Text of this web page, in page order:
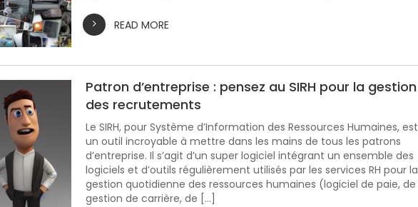
READ MORE
Patron d’entreprise : pensez au SIRH pour la gestion
des recrutements
Le SIRH, pour Système d’Information des Ressources Humaines, est
un outil incroyable à mettre dans les mains de tous les patrons
d’entreprise. Il s’agit d’un super logiciel intégrant un ensemble des
logiciels et d’outils régulièrement utilisés par les services RH pour la
gestion quotidienne des ressources humaines (logiciel de paie, de
gestion de carrière, de […]